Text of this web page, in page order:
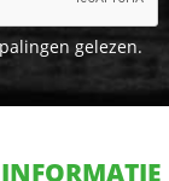
gelezen.
INFORMATIE